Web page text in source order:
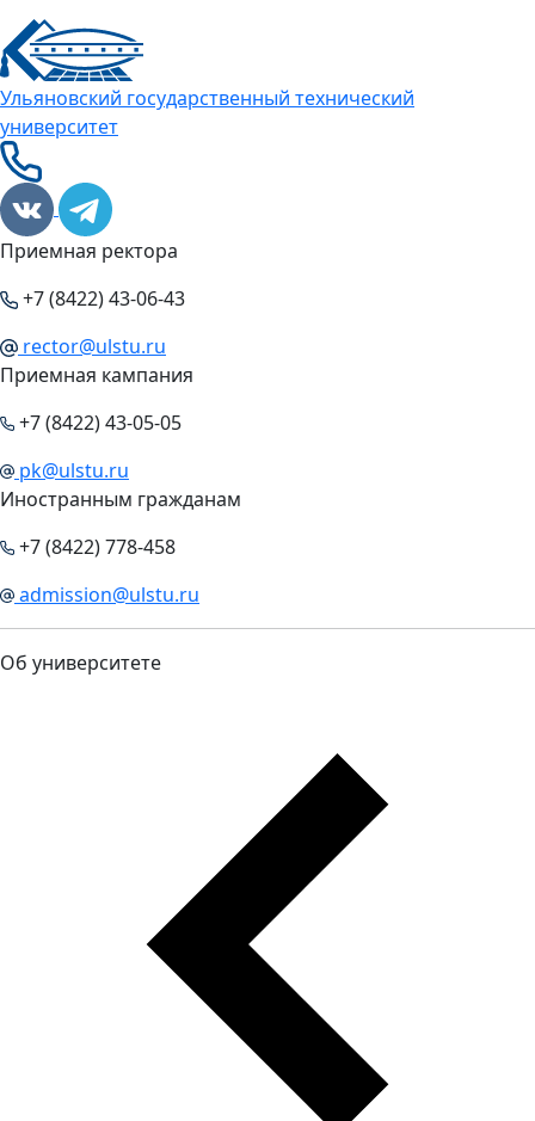
Ульяновский государственный технический
университет
Приемная ректора
+7 (8422) 43-06-43
rector@ulstu.ru
Приемная кампания
+7 (8422) 43-05-05
pk@ulstu.ru
Иностранным гражданам
+7 (8422) 778-458
admission@ulstu.ru
Об университете